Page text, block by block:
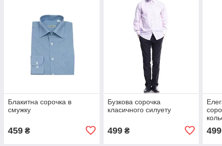
Блакитна сорочка в
смужку
459 ₴
Бузкова сорочка
класичного силуету
499₴ 499